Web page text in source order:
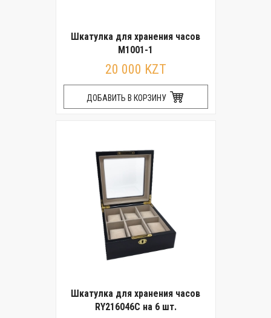
Шкатулка для хранения часов
M1001-1
20 000 KZT
ДОБАВИТЬ В КОРЗИНУ
Шкатулка для хранения часов
RY216046C на 6 шт.